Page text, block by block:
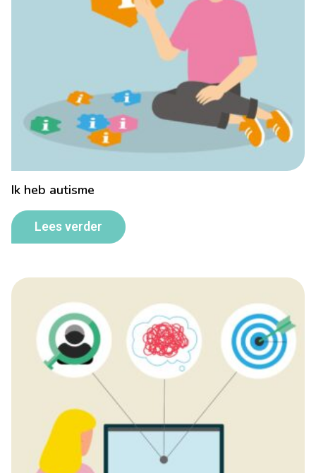
Ik heb autisme
Lees verder